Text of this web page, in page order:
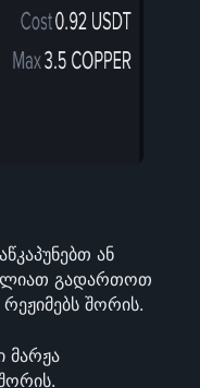
ან
გადართოთ
შორის.
მარჟა